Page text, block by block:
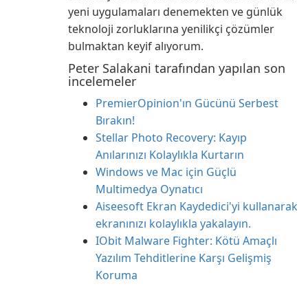
yeni uygulamaları denemekten ve günlük
teknoloji zorluklarına yenilikçi çözümler
bulmaktan keyif alıyorum.
Peter Salakani tarafından yapılan son
incelemeler
PremierOpinion'ın Gücünü Serbest
Bırakın!
Stellar Photo Recovery: Kayıp
Anılarınızı Kolaylıkla Kurtarın
Windows ve Mac için Güçlü
Multimedya Oynatıcı
Aiseesoft Ekran Kaydedici'yi kullanarak
ekranınızı kolaylıkla yakalayın.
IObit Malware Fighter: Kötü Amaçlı
Yazılım Tehditlerine Karşı Gelişmiş
Koruma